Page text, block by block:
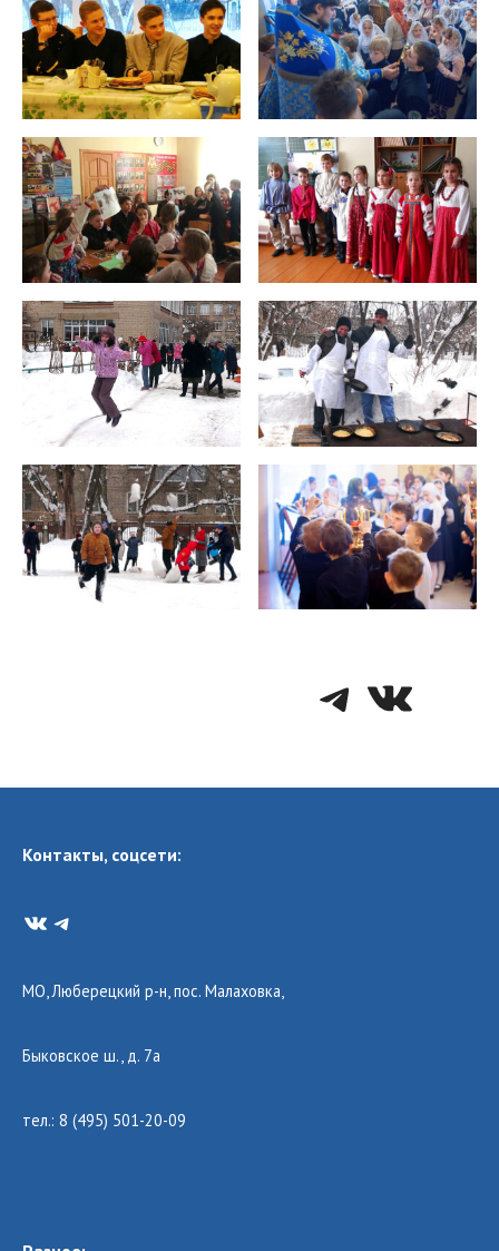
VK
Контакты, соцсети:
VKTelegram
МО, Люберецкий р-н, пос. Малаховка,
Быковское ш., д. 7а
тел.: 8 (495) 501-20-09